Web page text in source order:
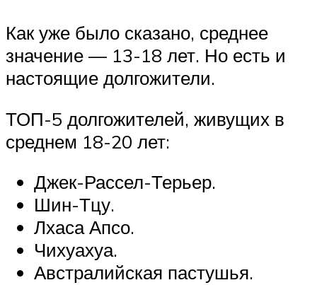
Как уже было сказано, среднее
значение — 13-18 лет. Но есть и
настоящие долгожители.
ТОП-5 долгожителей, живущих в
среднем 18-20 лет:
Джек-Рассел-Терьер.
Шин-Тцу.
Лхаса Апсо.
Чихуахуа.
Австралийская пастушья.